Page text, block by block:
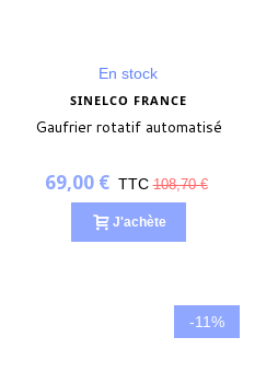
En stock
SINELCO FRANCE
Gaufrier rotatif automatisé
69,00 € TTC 108,70 €
J'achète
-11%